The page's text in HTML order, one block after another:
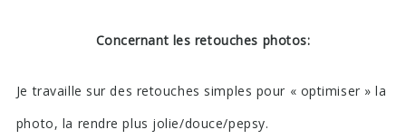
Concernant les retouches photos:
Je travaille sur des retouches simples pour « optimiser » la
photo, la rendre plus jolie/douce/pepsy.